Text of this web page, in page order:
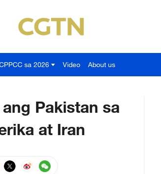
sa 2026 Video About us
Pakistan sa
at Iran